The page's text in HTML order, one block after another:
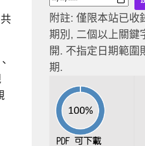
附註: 僅限本站已收
期別, 二個以上關鍵
開. 不指定日期範圍
期.